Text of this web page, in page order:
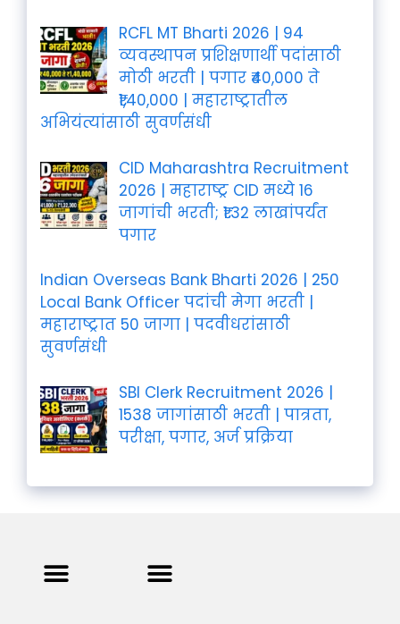
RCFL MT Bharti 2026 | 94
व्यवस्थापन प्रशिक्षणार्थी पदांसाठी
मोठी भरती | पगार ₹40,000 ते
₹1,40,000 | महाराष्ट्रातील
अभियंत्यांसाठी सुवर्णसंधी
CID Maharashtra Recruitment
2026 | महाराष्ट्र CID मध्ये 16
जागांची भरती; ₹1.32 लाखांपर्यंत
पगार
Indian Overseas Bank Bharti 2026 | 250
Local Bank Officer पदांची मेगा भरती |
महाराष्ट्रात 50 जागा | पदवीधरांसाठी
सुवर्णसंधी
SBI Clerk Recruitment 2026 |
1538 जागांसाठी भरती | पात्रता,
परीक्षा, पगार, अर्ज प्रक्रिया